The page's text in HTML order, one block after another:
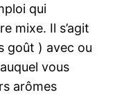
qui
mixe. Il s’agit
goût ) avec ou
vous
arômes